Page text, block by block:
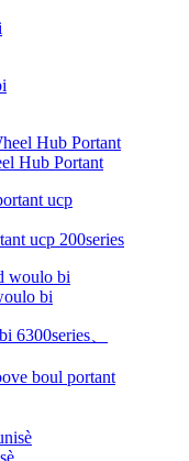
Hub Portant
ucp 200series
bi
boul portant